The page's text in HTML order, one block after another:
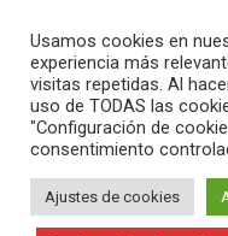
Usamos cookies en
experiencia más
visitas repetidas. Al
uso de TODAS las
"Configuración de
consentimiento
Ajustes de cookies